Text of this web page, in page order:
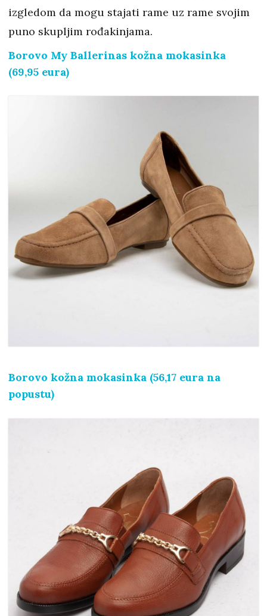
izgledom da mogu stajati rame uz rame svojim
puno skupljim rođakinjama.
Borovo My Ballerinas kožna mokasinka
(69,95 eura)
Borovo kožna mokasinka (56,17 eura na
popustu)